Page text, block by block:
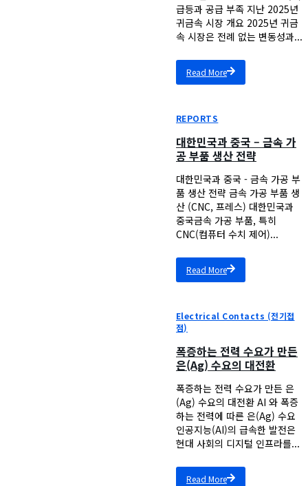
급등과 공급 부족 지난 2025년
귀금속 시장 개요 2025년 귀금
속 시장은 전례 없는 변동성과...
Read More
REPORTS
대한민국과 중국 – 금속 가
공 부품 생산 전략​
대한민국과 중국 - 금속 가공 부
품 생산 전략​ 금속 가공 부품 생
산 (CNC, 프레스) 대한민국과
중국금속 가공 부품, 특히
CNC(컴퓨터 수치 제어)...
Read More
Electrical Contacts (전기접
점)
폭증하는 전력 수요가 만든
은(Ag) 수요의 대전환
폭증하는 전력 수요가 만든 은
(Ag) 수요의 대전환 AI 와 폭증
하는 전력에 따른 은(Ag) 수요
인공지능(AI)의 급속한 발전은
현대 사회의 디지털 인프라를...
Read More